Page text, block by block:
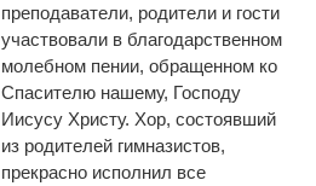
преподаватели, родители и гости
участвовали в благодарственном
молебном пении, обращенном ко
Спасителю нашему, Господу
Иисусу Христу. Хор, состоявший
из родителей гимназистов,
прекрасно исполнил все